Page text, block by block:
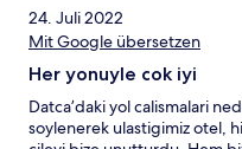
24. Juli 2022
Mit Google übersetzen
Her yonuyle cok iyi
Datca’daki yol calismalari
soylenerek ulastigimiz otel,